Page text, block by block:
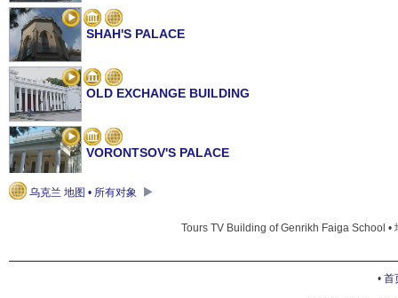
SHAH'S PALACE
OLD EXCHANGE BUILDING
VORONTSOV'S PALACE
乌克兰 地图 • 所有对象
Tours TV Building of Genrikh Faiga School
• 首